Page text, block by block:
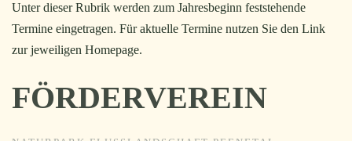
Unter dieser Rubrik werden zum Jahresbeginn feststehende
Termine eingetragen. Für aktuelle Termine nutzen Sie den Link
zur jeweiligen Homepage.
FÖRDERVEREIN